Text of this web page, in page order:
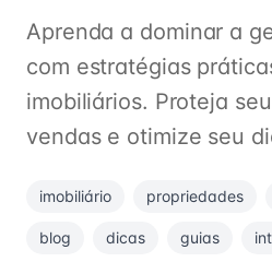
Aprenda a dominar a
com estratégias
imobiliários. Proteja
vendas e otimize seu
imobiliário propriedades
blog dicas guias